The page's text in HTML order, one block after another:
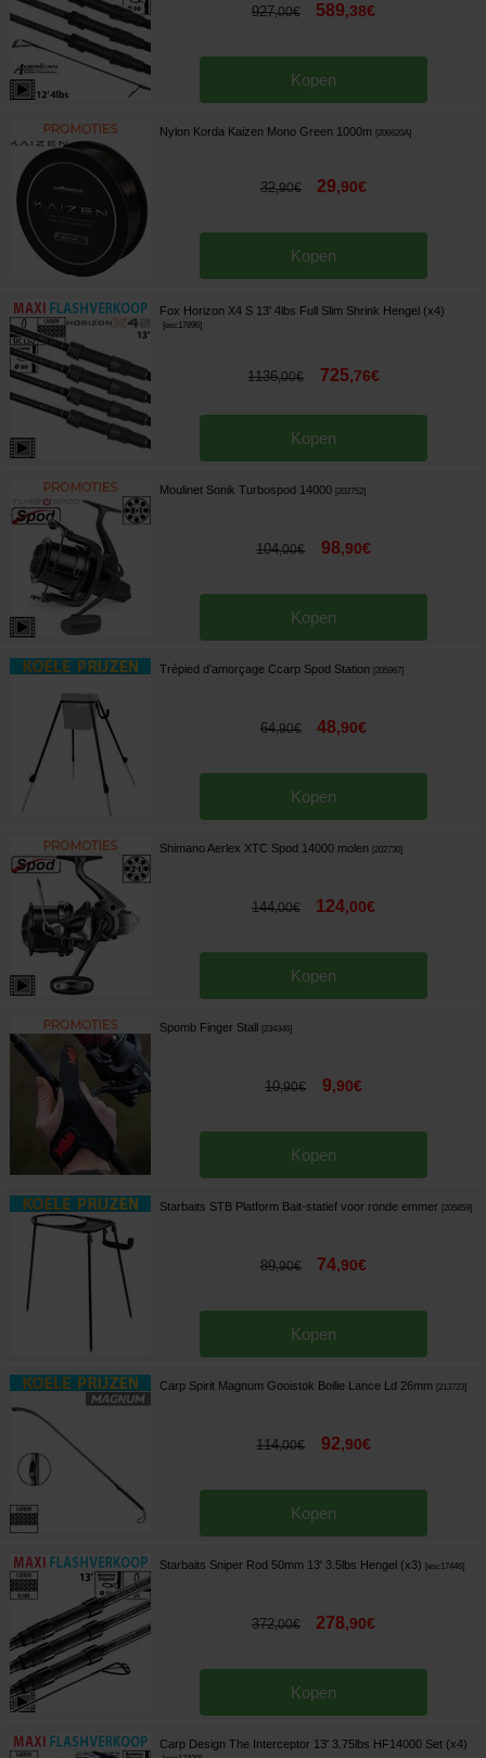
927,00€ 589,38€
Kopen
Nylon Korda Kaizen Mono Green 1000m 206620A]
32,90€ 29,90€
Kopen
Fox Horizon X4 S 13' 4lbs Full Slim Shrink Hengel (x4)
[esc17896]
1136,00€ 725,76€
Kopen
Moulinet Sonik Turbospod 14000 202752]
104,00€ 98,90€
Kopen
Trépied d’amorçage Ccarp Spod Station 205967]
64,90€ 48,90€
Kopen
Shimano Aerlex XTC Spod 14000 molen 202730]
144,00€ 124,00€
Kopen
Spomb Finger Stall 234346]
10,90€ 9,90€
Kopen
Starbaits STB Platform Bait-statief voor ronde emmer 205859]
89,90€ 74,90€
Kopen
Carp Spirit Magnum Gooistok Boilie Lance Ld 26mm 213723]
114,00€ 92,90€
Kopen
Starbaits Sniper Rod 50mm 13' 3.5lbs Hengel (x3) [esc17446]
372,00€ 278,90€
Kopen
Carp Design The Interceptor 13' 3.75lbs HF14000 Set (x4)